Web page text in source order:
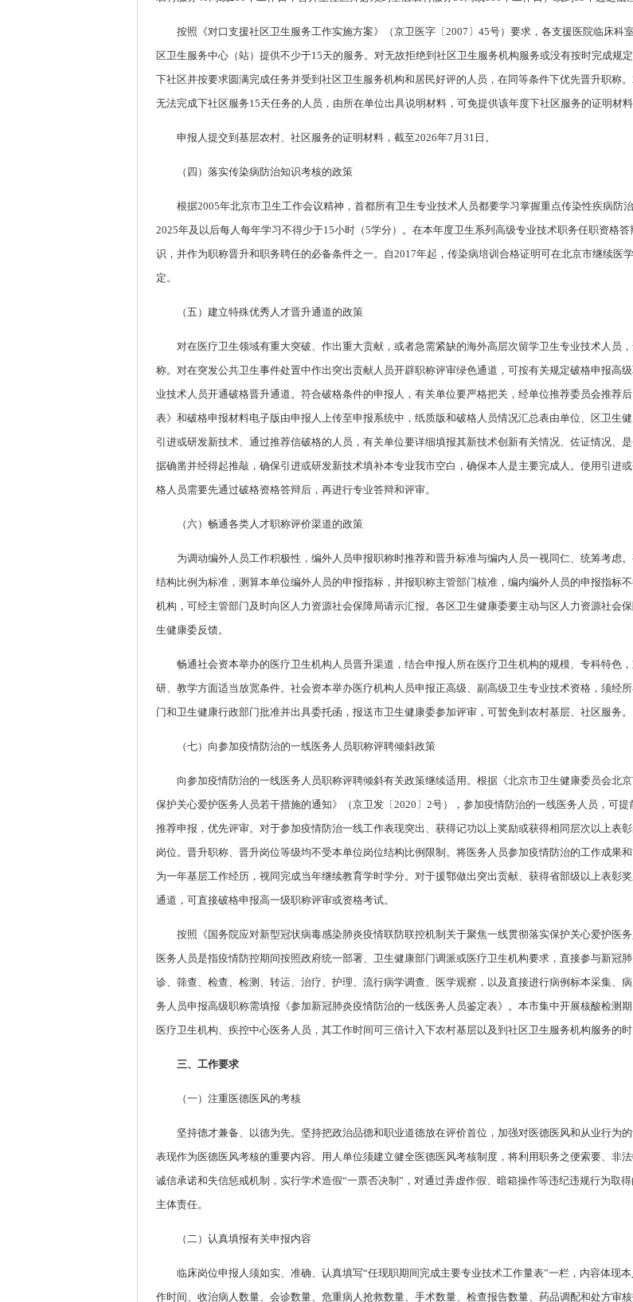
按照《对口支援社区卫生服务工作实施方案》（京卫医字〔2007〕45号）要求，各支援医院临床科
区卫生服务中心（站）提供不少于15天的服务。对无故拒绝到社区卫生服务机构服务或没有按时完成规
下社区并按要求圆满完成任务并受到社区卫生服务机构和居民好评的人员，在同等条件下优先晋升职称
无法完成下社区服务15天任务的人员，由所在单位出具说明材料，可免提供该年度下社区服务的证明材料
申报人提交到基层农村、社区服务的证明材料，截至2026年7月31日。
（四）落实传染病防治知识考核的政策
根据2005年北京市卫生工作会议精神，首都所有卫生专业技术人员都要学习掌握重点传染性疾病防
2025年及以后每人每年学习不得少于15小时（5学分）。在本年度卫生系列高级专业技术职务任职资格
识，并作为职称晋升和职务聘任的必备条件之一。自2017年起，传染病培训合格证明可在北京市继续医
定。
（五）建立特殊优秀人才晋升通道的政策
对在医疗卫生领域有重大突破、作出重大贡献，或者急需紧缺的海外高层次留学卫生专业技术人员
称。对在突发公共卫生事件处置中作出突出贡献人员开辟职称评审绿色通道，可按有关规定破格申报高
业技术人员开通破格晋升通道。符合破格条件的申报人，有关单位要严格把关，经单位推荐委员会推荐
表》和破格申报材料电子版由申报人上传至申报系统中，纸质版和破格人员情况汇总表由单位、区卫生
引进或研发新技术、通过推荐信破格的人员，有关单位要详细填报其新技术创新有关情况、佐证情况、
据确凿并经得起推敲，确保引进或研发新技术填补本专业我市空白，确保本人是主要完成人。使用引进
格人员需要先通过破格资格答辩后，再进行专业答辩和评审。
（六）畅通各类人才职称评价渠道的政策
为调动编外人员工作积极性，编外人员申报职称时推荐和晋升标准与编内人员一视同仁、统筹考虑
结构比例为标准，测算本单位编外人员的申报指标，并报职称主管部门核准，编内编外人员的申报指标
机构，可经主管部门及时向区人力资源社会保障局请示汇报。各区卫生健康委要主动与区人力资源社会
生健康委反馈。
畅通社会资本举办的医疗卫生机构人员晋升渠道，结合申报人所在医疗卫生机构的规模、专科特色
研、教学方面适当放宽条件。社会资本举办医疗机构人员申报正高级、副高级卫生专业技术资格，须经
门和卫生健康行政部门批准并出具委托函，报送市卫生健康委参加评审，可暂免到农村基层、社区服务。
（七）向参加疫情防治的一线医务人员职称评聘倾斜政策
向参加疫情防治的一线医务人员职称评聘倾斜有关政策继续适用。根据《北京市卫生健康委员会北
保护关心爱护医务人员若干措施的通知》（京卫发〔2020〕2号），参加疫情防治的一线医务人员，可
推荐申报，优先评审。对于参加疫情防治一线工作表现突出、获得记功以上奖励或获得相同层次以上表
岗位。晋升职称、晋升岗位等级均不受本单位岗位结构比例限制。将医务人员参加疫情防治的工作成果
为一年基层工作经历，视同完成当年继续教育学时学分。对于援鄂做出突出贡献、获得省部级以上表彰
通道，可直接破格申报高一级职称评审或资格考试。
按照《国务院应对新型冠状病毒感染肺炎疫情联防联控机制关于聚焦一线贯彻落实保护关心爱护医
医务人员是指疫情防控期间按照政府统一部署、卫生健康部门调派或医疗卫生机构要求，直接参与新冠
诊、筛查、检查、检测、转运、治疗、护理、流行病学调查、医学观察，以及直接进行病例标本采集、
务人员申报高级职称需填报《参加新冠肺炎疫情防治的一线医务人员鉴定表》。本市集中开展核酸检测
医疗卫生机构、疾控中心医务人员，其工作时间可三倍计入下农村基层以及到社区卫生服务机构服务的
三、工作要求
（一）注重医德医风的考核
坚持德才兼备、以德为先。坚持把政治品德和职业道德放在评价首位，加强对医德医风和从业行为
表现作为医德医风考核的重要内容。用人单位须建立健全医德医风考核制度，将利用职务之便索要、非
诚信承诺和失信惩戒机制，实行学术造假“一票否决制”，对通过弄虚作假、暗箱操作等违纪违规行为取
主体责任。
（二）认真填报有关申报内容
临床岗位申报人须如实、准确、认真填写“任现职期间完成主要专业技术工作量表”一栏，内容体现
作时间、收治病人数量、会诊数量、危重病人抢救数量、手术数量、检查报告数量、药品调配和处方审